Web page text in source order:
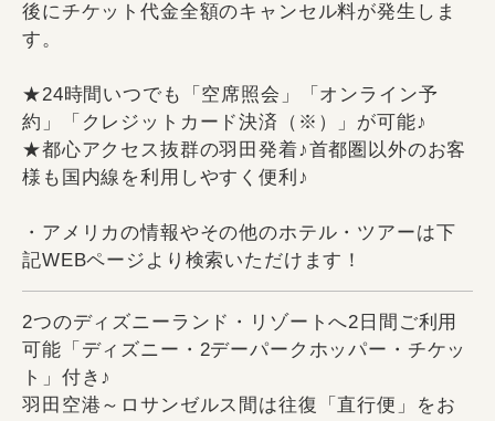
後にチケット代金全額のキャンセル料が発生しま
す。
★24時間いつでも「空席照会」「オンライン予
約」「クレジットカード決済（※）」が可能♪
★都心アクセス抜群の羽田発着♪首都圏以外のお客
様も国内線を利用しやすく便利♪
・アメリカの情報やその他のホテル・ツアーは下
記WEBページより検索いただけます！
2つのディズニーランド・リゾートへ2日間ご利用
可能「ディズニー・2デーパークホッパー・チケッ
ト」付き♪
羽田空港～ロサンゼルス間は往復「直行便」をお